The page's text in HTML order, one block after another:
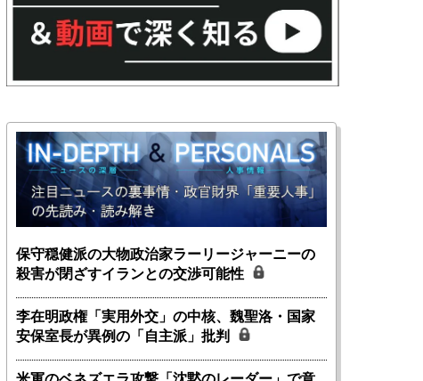
保守穏健派の大物政治家ラーリージャーニーの
殺害が閉ざすイランとの交渉可能性
李在明政権「実用外交」の中核、魏聖洛・国家
安保室長が異例の「自主派」批判